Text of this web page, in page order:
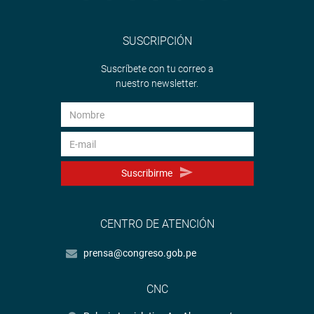
SUSCRIPCIÓN
Suscríbete con tu correo a
nuestro newsletter.
Suscribirme
CENTRO DE ATENCIÓN
prensa@congreso.gob.pe
CNC